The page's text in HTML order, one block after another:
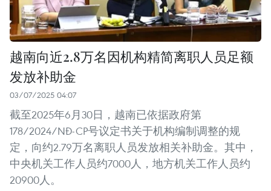
越南向近2.8万名因机构精简离职人员足额
发放补助金
03/07/2025 04:07
截至2025年6月30日，越南已依据政府第
178/2024/NĐ-CP号议定书关于机构编制调整的规
定，向约2.79万名离职人员发放相关补助金。其中，
中央机关工作人员约7000人，地方机关工作人员约
20900人。